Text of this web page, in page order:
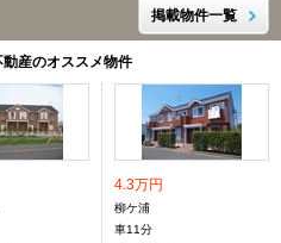
掲載物件一覧
産のオススメ物件
4.3万円
柳ケ浦
車11分